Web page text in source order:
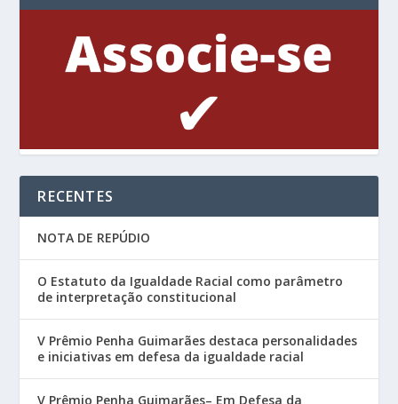
RECENTES
NOTA DE REPÚDIO
O Estatuto da Igualdade Racial como parâmetro
de interpretação constitucional
V Prêmio Penha Guimarães destaca personalidades
e iniciativas em defesa da igualdade racial
V Prêmio Penha Guimarães– Em Defesa da